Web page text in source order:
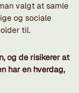
valgt at samle
og sociale
til.
og de risikerer at
har en hverdag,